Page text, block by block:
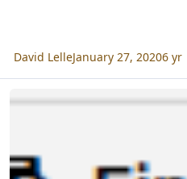
David LelleJanuary 27, 20206 yr